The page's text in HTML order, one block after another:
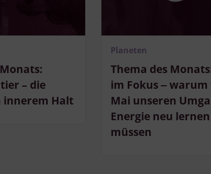
– die
innerem Halt
Thema des
im Fokus ‒
Mai unseren
Energie neu lernen
müssen
Planeten